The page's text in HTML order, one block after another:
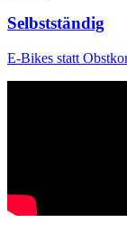
Selbstständig
E-Bikes statt